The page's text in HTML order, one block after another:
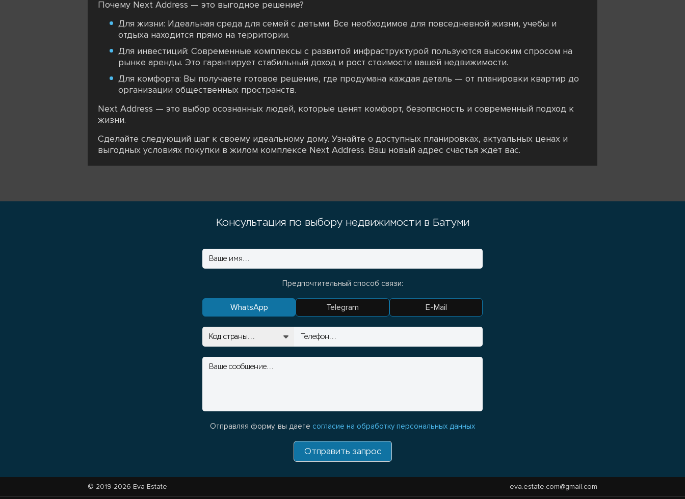
Почему Next Address — это выгодное решение?
Для жизни: Идеальная среда для семей с детьми. Все необходимое для повседневной жизни, учебы и
отдыха находится прямо на территории.
Для инвестиций: Современные комплексы с развитой инфраструктурой пользуются высоким спросом на
рынке аренды. Это гарантирует стабильный доход и рост стоимости вашей недвижимости.
Для комфорта: Вы получаете готовое решение, где продумана каждая деталь — от планировки квартир до
организации общественных пространств.
Next Address — это выбор осознанных людей, которые ценят комфорт, безопасность и современный подход к
жизни.
Сделайте следующий шаг к своему идеальному дому. Узнайте о доступных планировках, актуальных ценах и
выгодных условиях покупки в жилом комплексе Next Address. Ваш новый адрес счастья ждет вас.
Консультация по выбору недвижимости в Батуми
Предпочтительный способ связи:
WhatsApp Telegram E-Mail
Отправляя форму, вы даете согласие на обработку персональных данных
Отправить запрос
© 2019-2026 Eva Estate eva.estate.com@gmail.com